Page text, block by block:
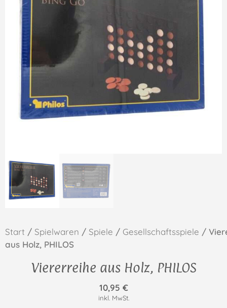
Start / Spielwaren / Spiele / Gesellschaftsspiele /
aus Holz, PHILOS
Viererreihe aus Holz, PHILOS
10,95 €
inkl. MwSt.